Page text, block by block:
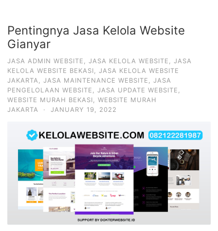
Pentingnya Jasa Kelola Website
Gianyar
JASA ADMIN WEBSITE JASA KELOLA WEBSITE
JASA
KELOLA WEBSITE BEKASI
JASA KELOLA WEBSITE
JAKARTA
JASA MAINTENANCE WEBSITE
JASA
PENGELOLAAN WEBSITE
JASA UPDATE WEBSITE
WEBSITE MURAH BEKASI
WEBSITE MURAH
JAKARTA
· JANUARY 19, 2022